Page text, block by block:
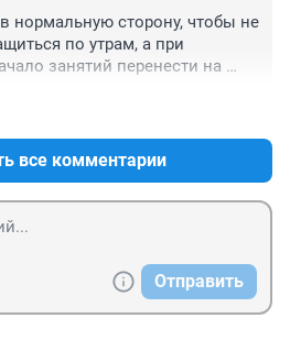
нормальную сторону, чтобы не
по утрам, а при
занятий перенести на
все комментарии
Отправить